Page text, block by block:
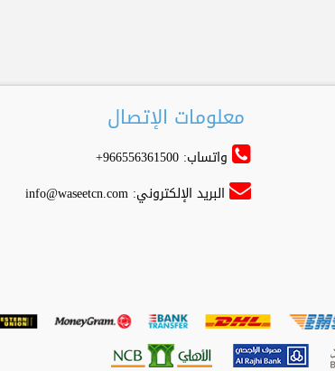
معلومات الإتصال
واتساب: 966556361500+
البريد الإلكتروني: info@waseetcn.com